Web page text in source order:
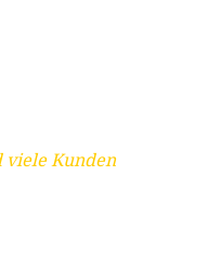
viele Kunden